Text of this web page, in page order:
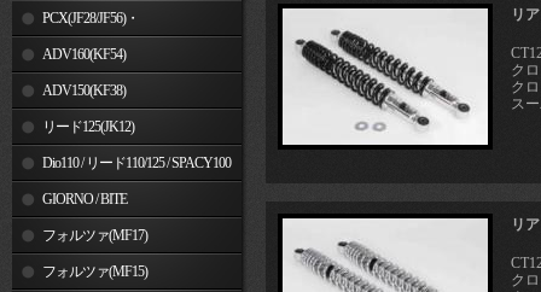
PCX(JF28/JF56)・
PCX150(KF12/KF18)
ADV160(KF54)
ADV150(KF38)
リード125(JK12)
Dio110 / リード110/125 / SPACY100
GIORNO / BITE
フォルツァ(MF17)
フォルツァ(MF15)
リ
ク
ク
ス
リ
ク